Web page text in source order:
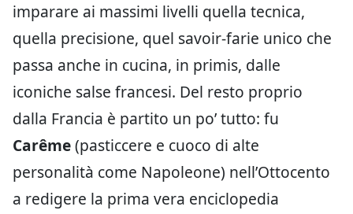
imparare ai massimi livelli quella tecnica,
quella precisione, quel savoir-farie unico che
passa anche in cucina, in primis, dalle
iconiche salse francesi. Del resto proprio
dalla Francia è partito un po’ tutto: fu
Carême(pasticcere e cuoco di alte
personalità come Napoleone) nell’Ottocento
a redigere la prima vera enciclopedia